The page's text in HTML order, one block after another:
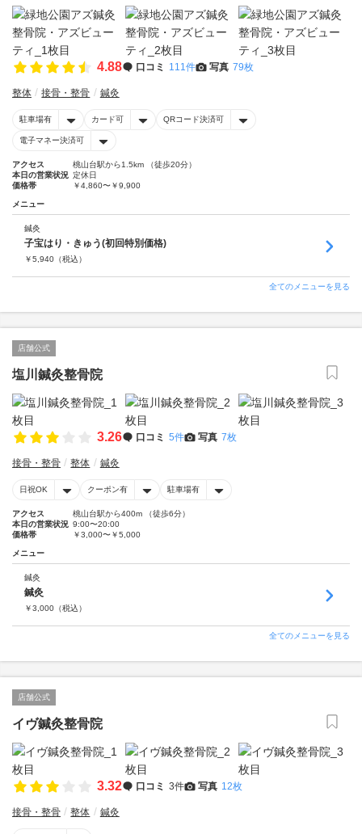
4.88 口コミ 111件 写真 79枚
整体 接骨・整骨 鍼灸
駐車場有 カード可 QRコード決済可
電子マネー決済可
アクセス
桃山台駅から1.5km （徒歩20分）
本日の営業状況 定休日
価格帯
￥4,860〜￥9,900
メニュー
鍼灸
子宝はり・きゅう(初回特別価格)
￥5,940 （税込）
全てのメニューを見る
店舗公式
塩川鍼灸整骨院
3.26 口コミ 5件 写真 7枚
接骨・整骨 整体 鍼灸
日祝OK クーポン有 駐車場有
アクセス
桃山台駅から400m （徒歩6分）
本日の営業状況 9:00〜20:00
価格帯
￥3,000〜￥5,000
メニュー
鍼灸
鍼灸
￥3,000 （税込）
全てのメニューを見る
店舗公式
イヴ鍼灸整骨院
3.32 口コミ 3件 写真 12枚
接骨・整骨 整体 鍼灸